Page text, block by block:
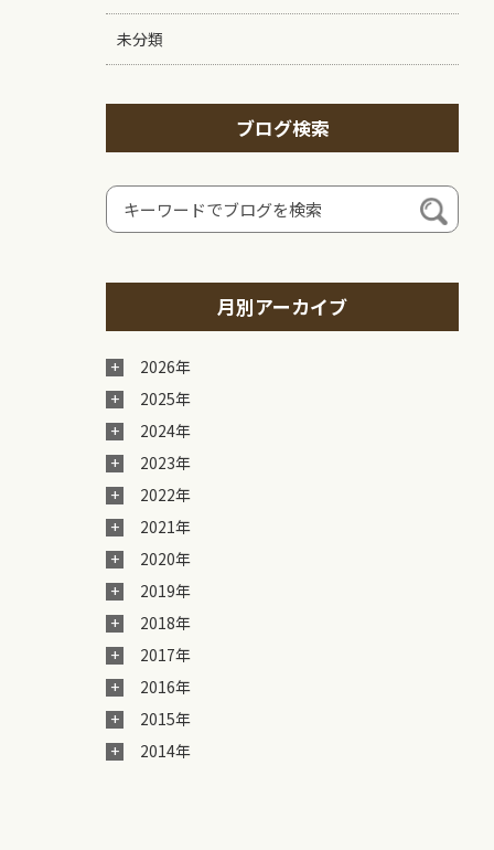
未分類
ブログ検索
月別アーカイブ
2026年
2025年
2024年
2023年
2022年
2021年
2020年
2019年
2018年
2017年
2016年
2015年
2014年